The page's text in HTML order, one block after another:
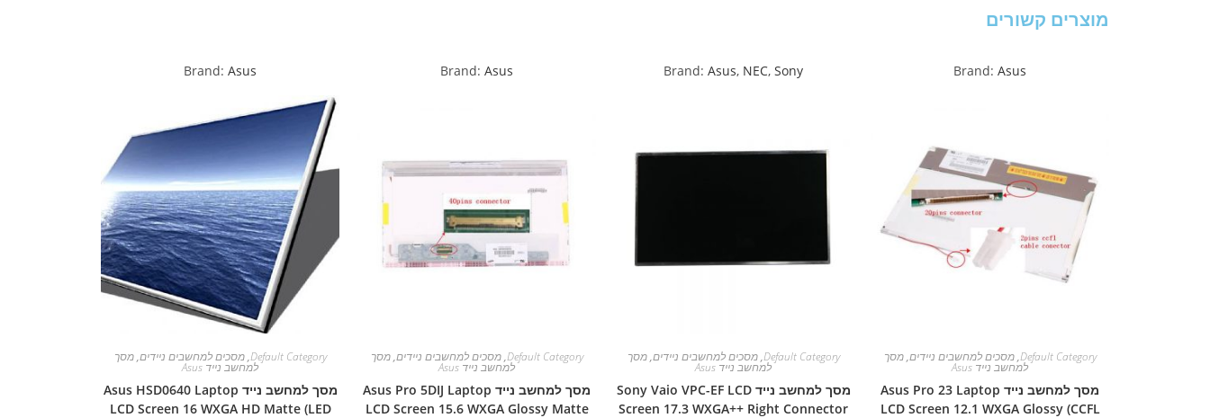
מוצרים קשורים
Brand: Asus
Default Category
,מסכים למחשבים ניידים,מסך
למחשב נייד Asus
מסך למחשב נייד Asus Pro 23 Laptop
LCD Screen 12.1 WXGA Glossy (CCFL
Brand: Asus, NEC, Sony
Default Category
,מסכים למחשבים ניידים,מסך
למחשב נייד Asus
מסך למחשב נייד Sony Vaio VPC-EF LCD
Screen 17.3 WXGA++ Right Connector
Brand: Asus
Default Category
,מסכים למחשבים ניידים,מסך
למחשב נייד Asus
מסך למחשב נייד Asus Pro 5DIJ Laptop
LCD Screen 15.6 WXGA Glossy Matte
Brand: Asus
Default Category
,מסכים למחשבים ניידים,מסך
למחשב נייד Asus
מסך למחשב נייד Asus HSD0640 Laptop
LCD Screen 16 WXGA HD Matte (LED